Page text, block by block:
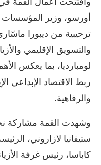
أورسو، وزير المؤسسات
ترحيبية من ديبورا
والتسويق الإقليمي
لومبارديا، بما يعكس
ربط الاقتصاد الإبداعي
والرفاهية.
وشهدت القمة مشاركة
ستيفانيا لازاروني،
كاباسا، رئيس غرفة